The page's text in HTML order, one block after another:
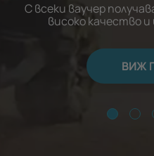
С всеки ваучер
високо качество
ВИЖ